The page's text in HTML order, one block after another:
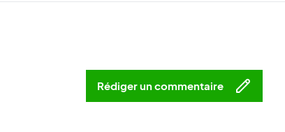
Rédiger un commentaire